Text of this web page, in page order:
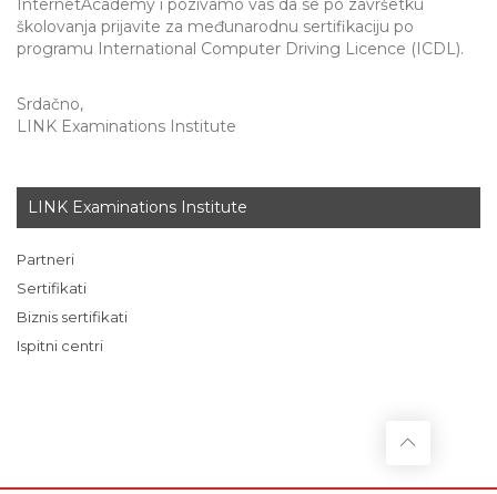
InternetAcademy i pozivamo vas da se po završetku
školovanja prijavite za međunarodnu sertifikaciju po
programu International Computer Driving Licence (ICDL).
Srdačno,
LINK Examinations Institute
LINK Examinations Institute
Partneri
Sertifikati
Biznis sertifikati
Ispitni centri